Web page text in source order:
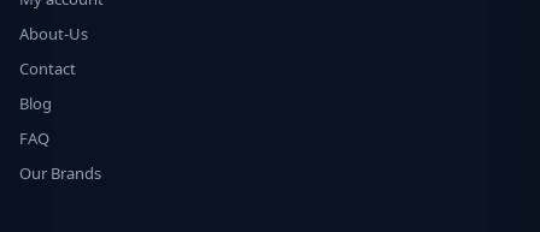
About-Us
Contact
Blog
FAQ
Our Brands